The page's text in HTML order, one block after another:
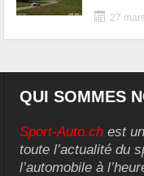
27
QUI SOMMES
Sport-Auto.ch est
toute l’actualité du
l’automobile à